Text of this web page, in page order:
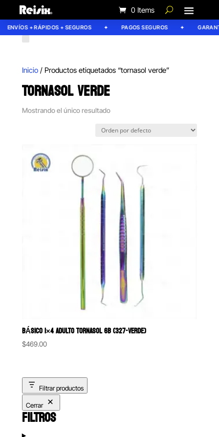
0 Items
ENVÍOS + RÁPIDOS + SEGUROS PAGOS SEGUROS
Inicio/ Productos etiquetados “tornasol verde”
TORNASOL VERDE
Mostrando el único resultado
BÁSICO 1×4 ADULTO TORNASOL 6B (327-VERDE)
$469.00
Filtrar productos
Cerrar
FILTROS